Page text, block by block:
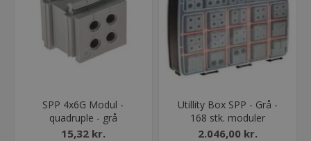
SPP 4x6G Modul -
quadruple - grå
15,32 kr.
Utillity Box SPP - Grå -
168 stk. moduler
2.046,00 kr.